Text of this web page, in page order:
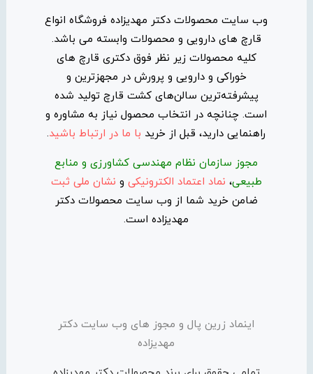
وب سایت محصولات دکتر مهدیزاده فروشگاه انواع
قارچ های دارویی و محصولات وابسته می باشد.
کلیه محصولات زیر نظر فوق دکتری قارچ های
خوراکی و دارویی و پرورش در مجهزترین و
پیشرفته‌ترین سالن‌های کشت قارچ تولید شده
است. چنانچه در انتخاب محصول نیاز به مشاوره و
راهنمایی دارید، قبل از خرید با ما در ارتباط باشید.
مجوز سازمان نظام مهندسی کشاورزی و منابع
طبیعی، نماد اعتماد الکترونیکی و نشان ملی ثبت
ضامن خرید شما از وب سایت محصولات دکتر
مهدیزاده است.
اینماد زرین پال و مجوز های وب سایت دکتر
مهدیزاده